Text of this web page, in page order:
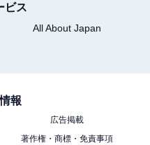
ビス
All About Japan
報
広告掲載
著作権・商標・免責事項